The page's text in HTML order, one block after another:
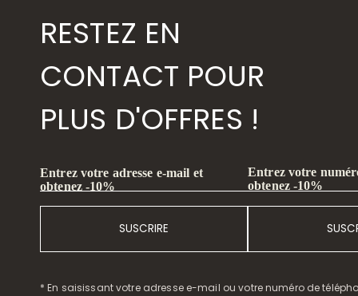
RESTEZ EN
CONTACT POUR
PLUS D'OFFRES !
Entrez votre adresse e-mail et
obtenez -10%
SUSCRIRE
Entrez votre
obtenez -10%
* En saisissant votre adresse e-mail ou votre numéro de